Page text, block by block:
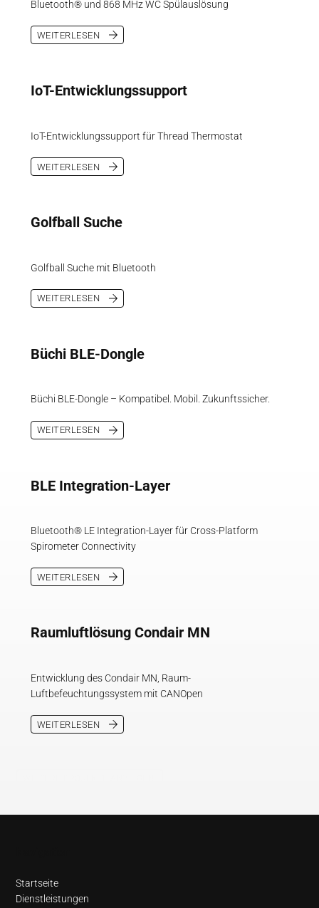
Bluetooth® und 868 MHz WC Spülauslösung
WEITERLESEN
IoT-Entwicklungssupport
IoT-Entwicklungssupport für Thread Thermostat
WEITERLESEN
Golfball Suche
Golfball Suche mit Bluetooth
WEITERLESEN
Büchi BLE-Dongle
Büchi BLE-Dongle – Kompatibel. Mobil. Zukunftssicher.
WEITERLESEN
BLE Integration-Layer
Bluetooth® LE Integration-Layer für Cross-Platform
Spirometer Connectivity
WEITERLESEN
Raumluftlösung Condair MN
Entwicklung des Condair MN, Raum-
Luftbefeuchtungssystem mit CANOpen
WEITERLESEN
Startseite
Dienstleistungen